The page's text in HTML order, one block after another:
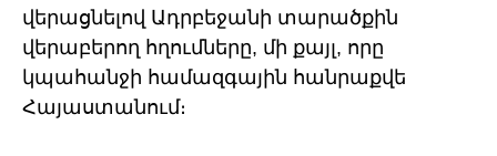
վերացնելով Ադրբեջանի տարածքին
վերաբերող հղումները, մի քայլ, որը
կպահանջի համազգային հանրաքվե
Հայաստանում։